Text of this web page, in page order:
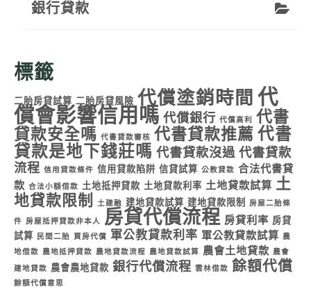
銀行貸款
標籤
二胎房貸試算 二胎房貸風險 代償塗銷時間 代
償會影響信用嗎 代償銀行 代償高利
代書
貸款安全嗎 代書貸款審核 代書貸款推薦 代書
貸款是地下錢莊嗎 代書貸款沒過 代書貸款
流程 信用貸款條件 信用貸款陷阱 信貸試算 公教貸款 合法代書貸
款 合法小額借款 土地抵押貸款 土地貸款利率 土地貸款試算 土
地貸款限制
土建融 建地貸款試算 建地貸款限制 房屋二胎條
件 房屋抵押貸款非本人 房貸代償流程 房貸利率 房貸
試算
民間二胎 買房代償 軍公教貸款利率 軍公教貸款試算
農
地借款
農地抵押貸款 農地貸款流程 農地貸款試算 農會土地貸款 農會
建地貸款 農會農地貸款 銀行代償流程 雲林借款 餘額代償
餘額代償意思